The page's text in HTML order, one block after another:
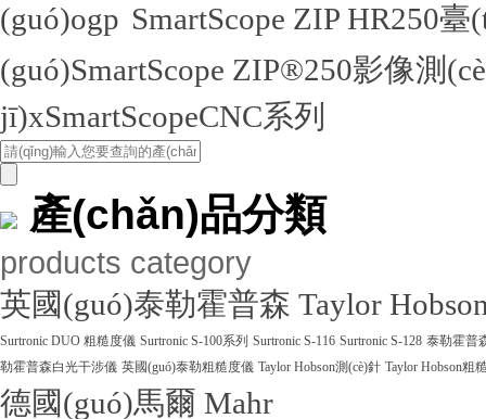
(guó)ogp SmartScope ZIP HR250
(guó)SmartScope ZIP®250影像測
jī)xSmartScopeCNC系列
產(chǎn)品分類
products category
英國(guó)泰勒霍普森 Taylor
Surtronic DUO 粗糙度儀 Surtronic S-100系列 Surtronic S-116 Surtronic S-128 泰勒霍普
勒霍普森白光干涉儀 英國(guó)泰勒粗糙度儀 Taylor Hobson測(cè)針 Taylor Hobson粗
德國(guó)馬爾 Mahr